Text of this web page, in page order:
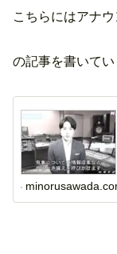
こちらにはアナ
の記事を書いてい